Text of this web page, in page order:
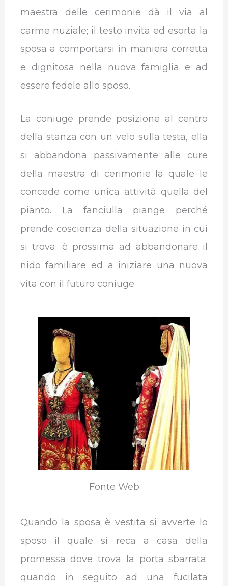
maestra delle cerimonie dà il via al
carme nuziale; il testo invita ed esorta la
sposa a comportarsi in maniera corretta
e dignitosa nella nuova famiglia e ad
essere fedele allo sposo.
La coniuge prende posizione al centro
della stanza con un velo sulla testa, ella
si abbandona passivamente alle cure
della maestra di cerimonie la quale le
concede come unica attività quella del
pianto. La fanciulla piange perché
prende coscienza della situazione in cui
si trova: è prossima ad abbandonare il
nido familiare ed a iniziare una nuova
vita con il futuro coniuge.
Fonte Web
Quando la sposa è vestita si avverte lo
sposo il quale si reca a casa della
promessa dove trova la porta sbarrata;
quando in seguito ad una fucilata